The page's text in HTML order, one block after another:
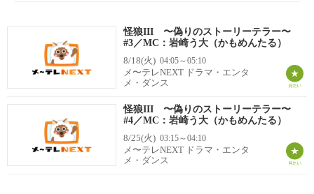
怪狼III 〜偽りのストーリーテラー〜
#3／MC：岩崎う大（かもめんたる）
8/18(火) 04:05～05:10
メ〜テレNEXT ドラマ・エンタ
メ・ダンス
怪狼III 〜偽りのストーリーテラー〜
#4／MC：岩崎う大（かもめんたる）
8/25(火) 03:15～04:10
メ〜テレNEXT ドラマ・エンタ
メ・ダンス